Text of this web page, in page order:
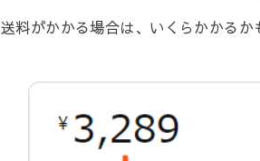
送料がかかる場合は、いくらかかるか